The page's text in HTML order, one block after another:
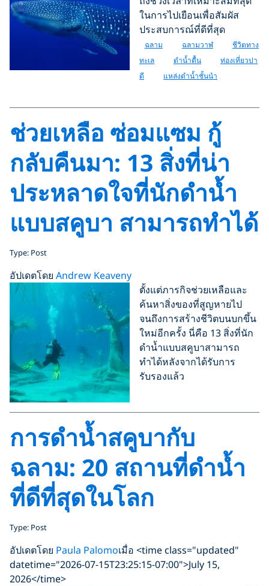
ในการไปเยือนเพื่อสัมผัส
ประสบการณ์ที่ดีที่สุด
ฉลาม ฉลามวาฬ
ชีวิตทาง
ทะเล
ดำน้ำตื้น
ท่องเที่ยวปา
ดี
แหล่งดำน้ำชั้นนำ
ช่วยเหลือ ซ่อมแซม กู้
กลับคืนมา: 13 สิ่งที่น่า
ประหลาดใจที่นักดำน้ำ
แบบสคูบา สามารถทำได้
Type: Post
อัปเดตโดย Andrew Keaveny
ตั้งแต่ภารกิจช่วยเหลือและ
ค้นหาสิ่งของที่สูญหายไป
จนถึงการสร้างชีวิตบนบกขึ้น
ใหม่อีกครั้ง นี่คือ 13 สิ่งที่นัก
ดำน้ำแบบสคูบาสามารถ
ทำได้หลังจากได้รับการ
รับรองแล้ว
การดำน้ำสคูบากับ
ฉลาม: 20 สถานที่ดำน้ำ
ที่ดีที่สุดในโลก
Type: Post
อัปเดตโดย Paula Palomoเมื่อ <time class="updated"
datetime="2026-07-15T23:25:15-07:00">July 15,
2026</time>